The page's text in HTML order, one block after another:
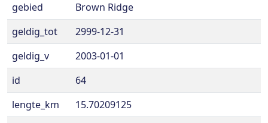
gebied
Brown Ridge
geldig_tot
2999-12-31
geldig_v
2003-01-01
id
64
lengte_km
15.70209125